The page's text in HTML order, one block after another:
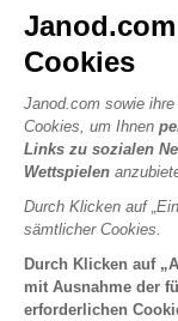
Cookies
Janod.com sowie
Cookies, um Ihnen
Links zu sozialen
Wettspielen
Durch Klicken auf
sämtlicher Cookies.
Durch Klicken auf
mit Ausnahme der
erforderlichen
Kontakt
Händler
Persönliche daten
Cookies
Die Geschichte
Unsere Expertise
CSR-
Was ist FSC®?
UNSERE LEISTUNGEN
Sicheres Bezahlen
Lieferbedingungen
Spielregeln und
Lose Stücke
Kinderaktivitäten
PROFESSIONAL
Pressekontakte